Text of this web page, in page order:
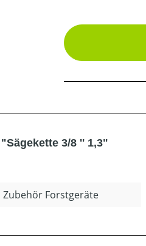
3/8 '' 1,3"
Zubehör Forstgeräte